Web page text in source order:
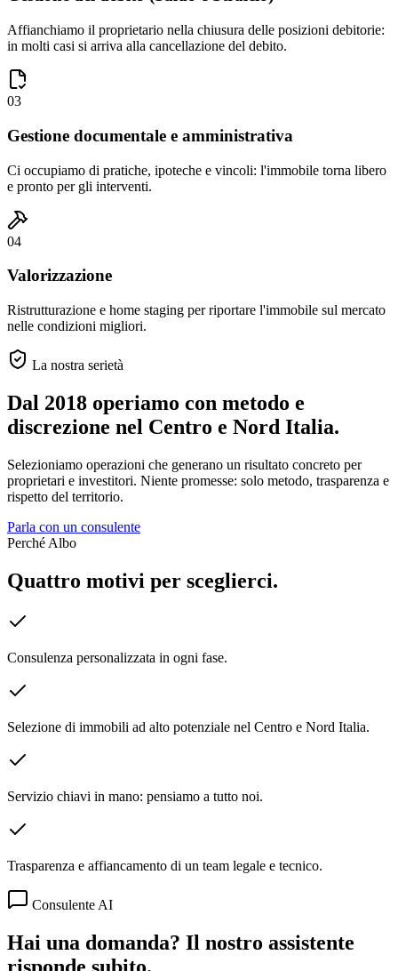
Affianchiamo il proprietario nella chiusura delle posizioni debitorie:
in molti casi si arriva alla cancellazione del debito.
03
Gestione documentale e amministrativa
Ci occupiamo di pratiche, ipoteche e vincoli: l'immobile torna libero
e pronto per gli interventi.
04
Valorizzazione
Ristrutturazione e home staging per riportare l'immobile sul mercato
nelle condizioni migliori.
La nostra serietà
Dal 2018 operiamo con metodo e
discrezione nel Centro e Nord Italia.
Selezioniamo operazioni che generano un risultato concreto per
proprietari e investitori. Niente promesse: solo metodo, trasparenza e
rispetto del territorio.
Parla con un consulente
Perché Albo
Quattro motivi per sceglierci.
Consulenza personalizzata in ogni fase.
Selezione di immobili ad alto potenziale nel Centro e Nord Italia.
Servizio chiavi in mano: pensiamo a tutto noi.
Trasparenza e affiancamento di un team legale e tecnico.
Consulente AI
Hai una domanda? Il nostro assistente
risponde subito.